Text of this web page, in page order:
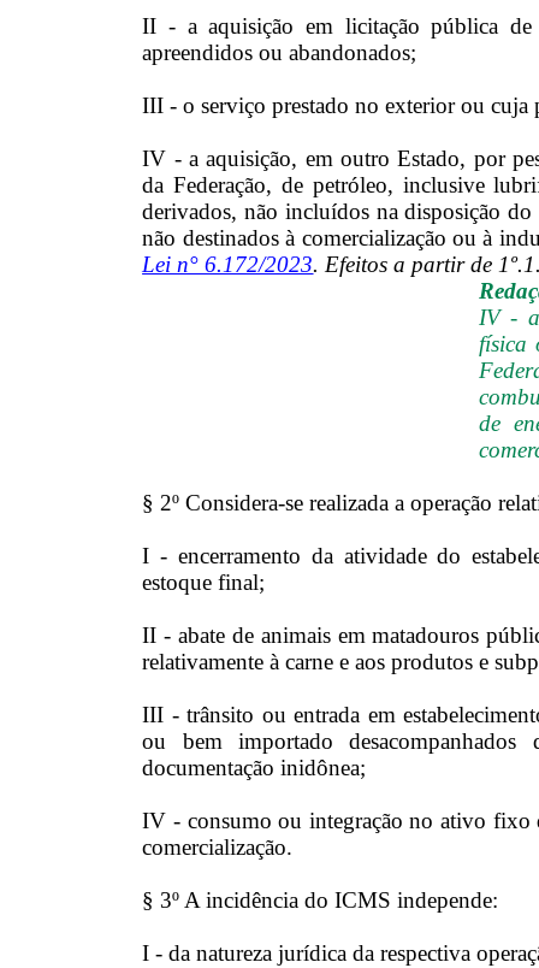
II - a aquisição em licitação pública
apreendidos ou abandonados;
III - o serviço prestado no exterior ou cuja
IV - a aquisição, em outro Estado, por
da Federação, de petróleo, inclusive
derivados, não incluídos na disposição
não destinados à comercialização ou à
Lei n° 6.172/2023. Efeitos a partir de
IV - a
física
de
§ 2º Considera-se realizada a operação
I - encerramento da atividade do
estoque final;
II - abate de animais em matadouros
relativamente à carne e aos produtos e
III - trânsito ou entrada em
ou bem importado
documentação inidônea;
IV - consumo ou integração no ativo fixo
comercialização.
§ 3º A incidência do ICMS independe:
I - da natureza jurídica da respectiva